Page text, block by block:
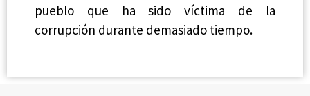
pueblo que ha sido víctima de la
corrupción durante demasiado tiempo.